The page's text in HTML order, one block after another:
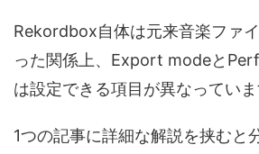
Rekordbox自体は元来音楽ファ
った関係上、Export modeと
は設定できる項目が異なっていま
1つの記事に詳細な解説を挟むと